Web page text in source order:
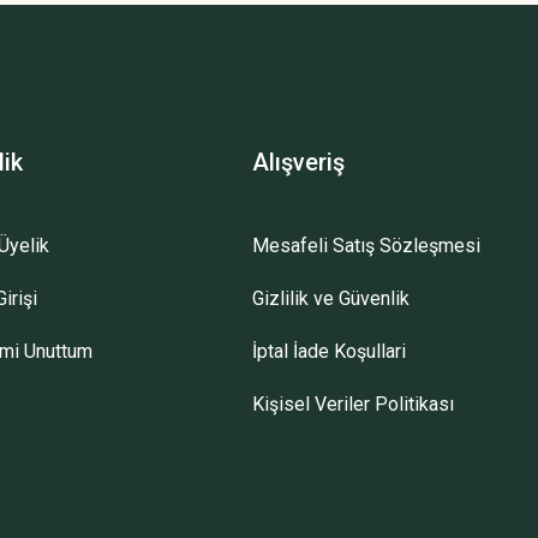
Unuttum
Alışveriş
Mesafeli Satış Sözleşmesi
Gizlilik ve Güvenlik
İptal İade Koşullari
Kişisel Veriler Politikası